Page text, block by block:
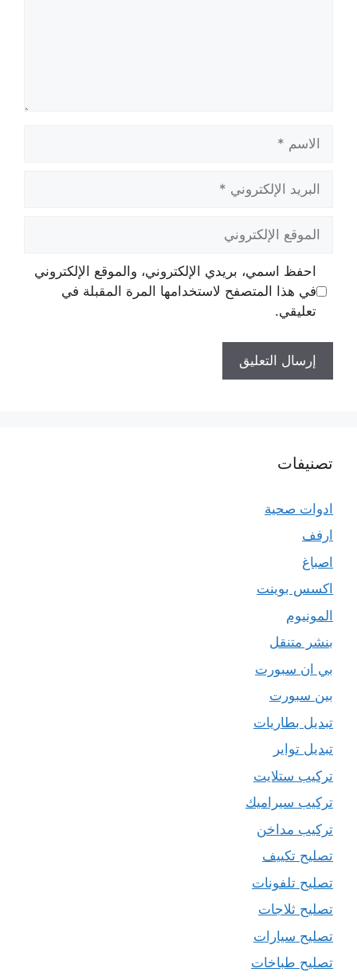
الاسم
البريد
الإلكتروني
الموقع
الإلكتروني
احفظ اسمي، بريدي الإلكتروني، والموقع الإلكتروني
في هذا المتصفح لاستخدامها المرة المقبلة في
تعليقي.
تصنيفات
ادوات صحية
ارفف
اصباغ
اكسس بوينت
المونيوم
بنشر متنقل
بي ان سبورت
بين سبورت
تبديل بطاريات
تبديل تواير
تركيب ستلايت
تركيب سيراميك
تركيب مداخن
تصليح تكييف
تصليح تلفونات
تصليح ثلاجات
تصليح سيارات
تصليح طباخات